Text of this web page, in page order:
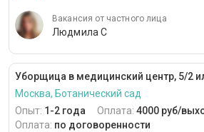
Вакансия от частного лица
Людмила С
Уборщица в медицинский центр, 5/2
Москва, Ботанический сад
Опыт: 1-2 года Оплата: 4000 руб/
Оплата: по договоренности